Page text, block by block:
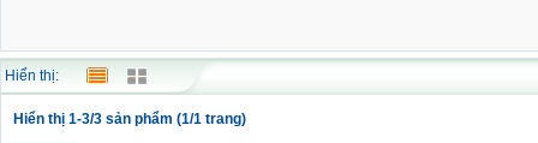
Hiển thị:
Hiển thị 1-3/3 sản phẩm (1/1 trang)